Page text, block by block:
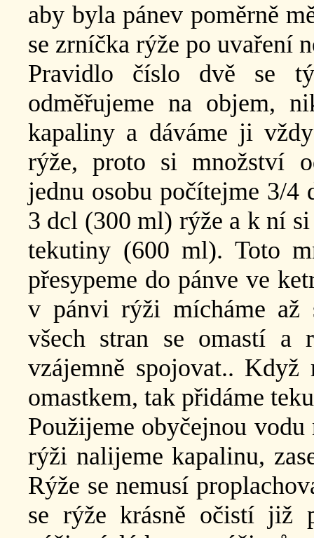
aby byla pánev poměrně
se zrníčka rýže po uvaření
Pravidlo číslo dvě se
odměřujeme na objem,
kapaliny a dáváme ji
rýže, proto si množství
jednu osobu počítejme 3/
3 dcl (300 ml) rýže a k ní
tekutiny (600 ml). Toto
přesypeme do pánve ve
v pánvi rýži mícháme až
všech stran se omastí a
vzájemně spojovat.. Když
omastkem, tak přidáme
Použijeme obyčejnou
rýži nalijeme kapalinu,
Rýže se nemusí
se rýže krásně očistí již